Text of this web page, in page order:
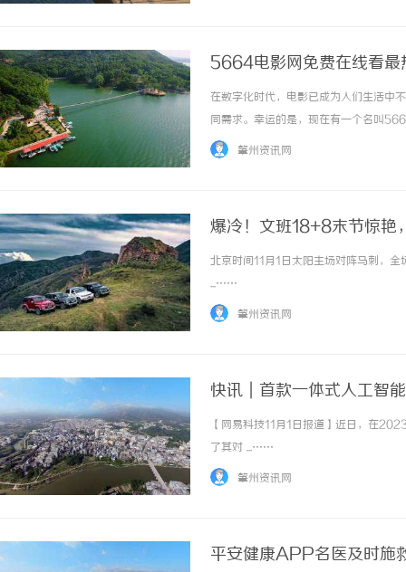
5664电影网免费在线看最
在数字化时代，电影已成为人们生活中
同需求。幸运的是，现在有一个名叫
5664电影网以其丰富的电影资源和高
肇州资讯网
爆冷！文班18+8末节惊艳
北京时间11月1日太阳主场对阵马刺，
...……
肇州资讯网
快讯｜首款一体式人工
【网易科技11月1日报道】近日，在
了其对 ...……
肇州资讯网
平安健康APP名医及时